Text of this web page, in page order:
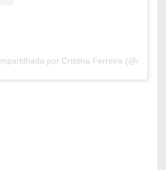
por Cristina Ferreira